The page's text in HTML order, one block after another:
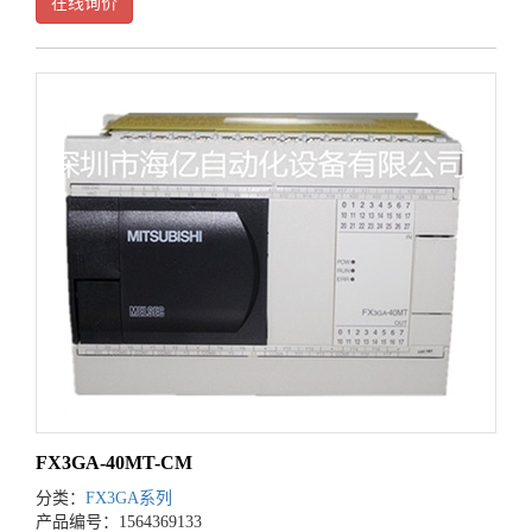
FX3GA-40MT-CM
分类： FX3GA系列
产品编号：1564369133